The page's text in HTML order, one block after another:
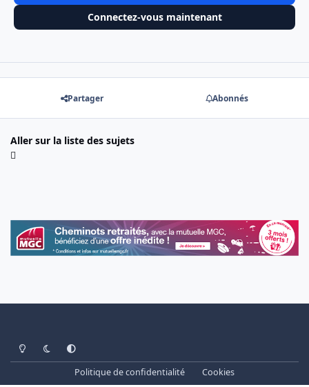
Connectez-vous maintenant
Partager Abonnés
Aller sur la liste des sujets
Light ModeDark ModeSystem Preference
Politique de confidentialité
Cookies